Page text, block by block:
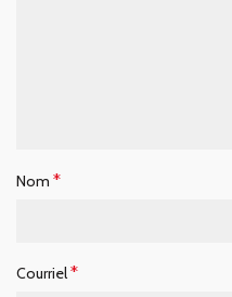
Nom *
Courriel*